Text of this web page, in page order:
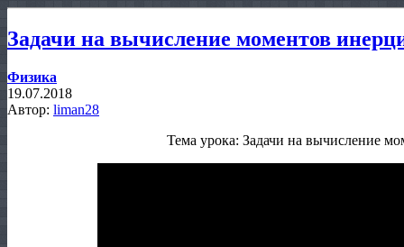
Задачи на вычисление моментов
Физика
19.07.2018
Автор: liman28
Тема урока: Задачи на вычисление